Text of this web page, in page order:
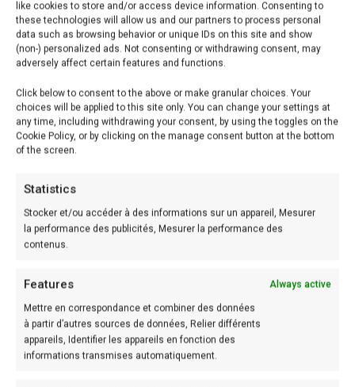
like cookies to store and/or access device information. Consenting to
these technologies will allow us and our partners to process personal
data such as browsing behavior or unique IDs on this site and show
(non-) personalized ads. Not consenting or withdrawing consent, may
adversely affect certain features and functions.
Click below to consent to the above or make granular choices. Your
choices will be applied to this site only. You can change your settings at
any time, including withdrawing your consent, by using the toggles on the
Cookie Policy, or by clicking on the manage consent button at the bottom
of the screen.
Statistics
Stocker et/ou accéder à des informations sur un appareil, Mesurer
la performance des publicités, Mesurer la performance des
contenus.
Features Always active
Mettre en correspondance et combiner des données
à partir d’autres sources de données, Relier différents
appareils, Identifier les appareils en fonction des
informations transmises automatiquement.
– 1/3 de tasse de sirop d’érable
– Fleur de sel
Préparation:
Gâteau:
Etape: 1
Préchauffer le four à 320F.
Etape: 2
Enduire d’une noix de beurre un moule à gâteau rond
Etape: 3
Au bain-marie, faire fondre le chocolat avec le beurre.
Notez qu’il est bien important que l’eau ne touche pas